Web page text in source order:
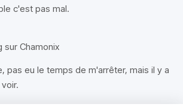
c'est pas mal.
sur Chamonix
pas eu le temps de m'arrêter, mais il y a